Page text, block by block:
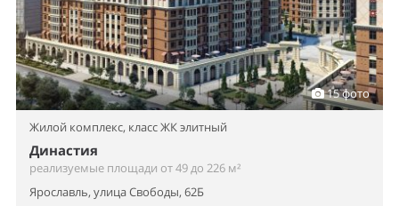
15 фото
Жилой комплекс, класс ЖК элитный
Династия
реализуемые площади от 49 до 226 м²
Ярославль, улица Свободы, 62Б